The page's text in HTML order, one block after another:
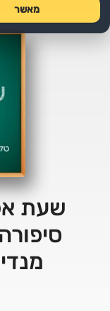
שעת
מאשר